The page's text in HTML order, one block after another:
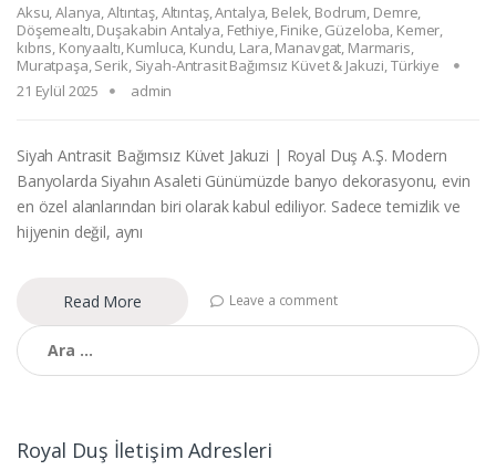
Aksu,Alanya,Altıntaş,Altıntaş,Antalya, Belek, Bodrum, Demre,
Döşemealtı,Duşakabin Antalya, Fethiye,Finike,Güzeloba, Kemer,
kıbrıs, Konyaaltı,Kumluca, Kundu, Lara,Manavgat, Marmaris,
Muratpaşa,Serik, Siyah-Antrasit Bağımsız Küvet & Jakuzi,Türkiye
21 Eylül 2025
admin
Siyah Antrasit Bağımsız Küvet Jakuzi | Royal Duş A.Ş. Modern
Banyolarda Siyahın Asaleti Günümüzde banyo dekorasyonu, evin
en özel alanlarından biri olarak kabul ediliyor. Sadece temizlik ve
hijyenin değil, aynı
Read More Leave a comment
Arama:
Royal Duş İletişim Adresleri